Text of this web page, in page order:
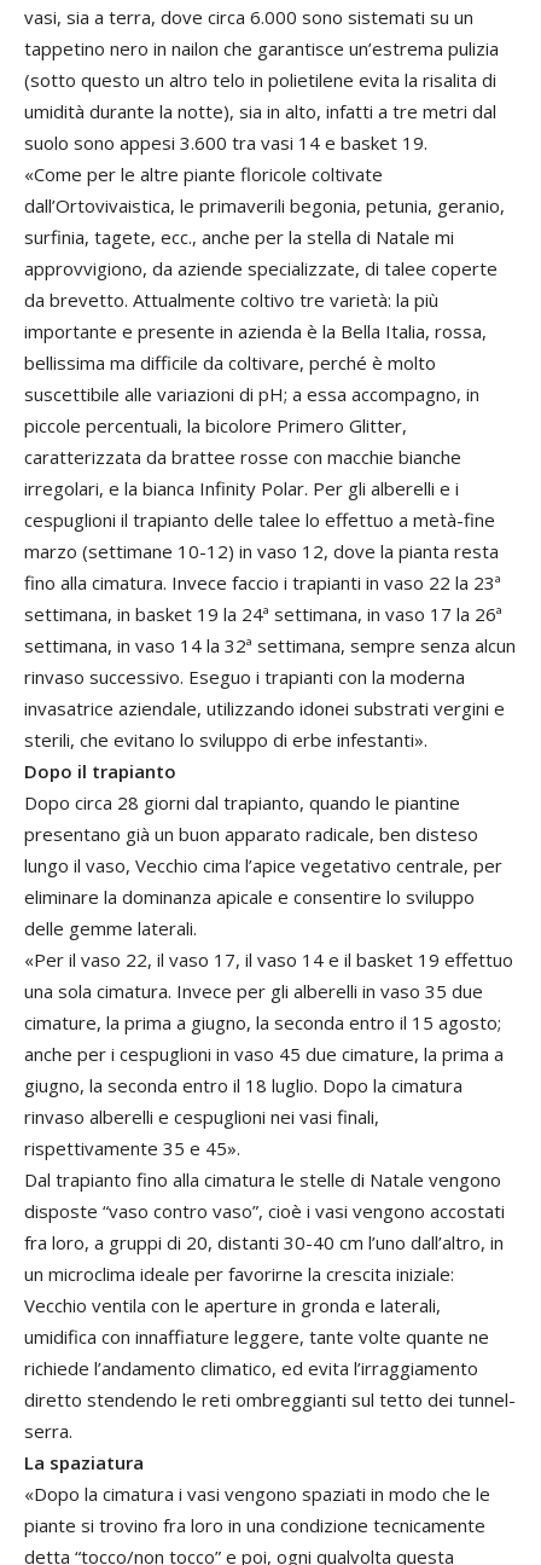
vasi, sia a terra, dove circa 6.000 sono sistemati su un
tappetino nero in nailon che garantisce un’estrema pulizia
(sotto questo un altro telo in polietilene evita la risalita di
umidità durante la notte), sia in alto, infatti a tre metri dal
suolo sono appesi 3.600 tra vasi 14 e basket 19.
«Come per le altre piante floricole coltivate
dall’Ortovivaistica, le primaverili begonia, petunia, geranio,
surfinia, tagete, ecc., anche per la stella di Natale mi
approvvigiono, da aziende specializzate, di talee coperte
da brevetto. Attualmente coltivo tre varietà: la più
importante e presente in azienda è la Bella Italia, rossa,
bellissima ma difficile da coltivare, perché è molto
suscettibile alle variazioni di pH; a essa accompagno, in
piccole percentuali, la bicolore Primero Glitter,
caratterizzata da brattee rosse con macchie bianche
irregolari, e la bianca Infinity Polar. Per gli alberelli e i
cespuglioni il trapianto delle talee lo effettuo a metà-fine
marzo (settimane 10-12) in vaso 12, dove la pianta resta
fino alla cimatura. Invece faccio i trapianti in vaso 22 la 23ª
settimana, in basket 19 la 24ª settimana, in vaso 17 la 26ª
settimana, in vaso 14 la 32ª settimana, sempre senza alcun
rinvaso successivo. Eseguo i trapianti con la moderna
invasatrice aziendale, utilizzando idonei substrati vergini e
sterili, che evitano lo sviluppo di erbe infestanti».
Dopo il trapianto
Dopo circa 28 giorni dal trapianto, quando le piantine
presentano già un buon apparato radicale, ben disteso
lungo il vaso, Vecchio cima l’apice vegetativo centrale, per
eliminare la dominanza apicale e consentire lo sviluppo
delle gemme laterali.
«Per il vaso 22, il vaso 17, il vaso 14 e il basket 19 effettuo
una sola cimatura. Invece per gli alberelli in vaso 35 due
cimature, la prima a giugno, la seconda entro il 15 agosto;
anche per i cespuglioni in vaso 45 due cimature, la prima a
giugno, la seconda entro il 18 luglio. Dopo la cimatura
rinvaso alberelli e cespuglioni nei vasi finali,
rispettivamente 35 e 45».
Dal trapianto fino alla cimatura le stelle di Natale vengono
disposte “vaso contro vaso”, cioè i vasi vengono accostati
fra loro, a gruppi di 20, distanti 30-40 cm l’uno dall’altro, in
un microclima ideale per favorirne la crescita iniziale:
Vecchio ventila con le aperture in gronda e laterali,
umidifica con innaffiature leggere, tante volte quante ne
richiede l’andamento climatico, ed evita l’irraggiamento
diretto stendendo le reti ombreggianti sul tetto dei tunnel-
serra.
La spaziatura
«Dopo la cimatura i vasi vengono spaziati in modo che le
piante si trovino fra loro in una condizione tecnicamente
detta “tocco/non tocco” e poi, ogni qualvolta questa